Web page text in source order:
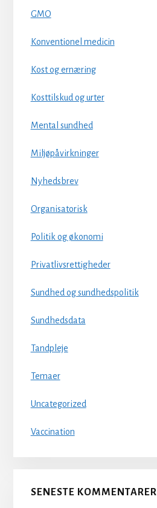
GMO
Konventionel medicin
Kost og ernæring
Kosttilskud og urter
Mental sundhed
Miljøpåvirkninger
Nyhedsbrev
Organisatorisk
Politik og økonomi
Privatlivsrettigheder
Sundhed og sundhedspolitik
Sundhedsdata
Tandpleje
Temaer
Uncategorized
Vaccination
SENESTE KOMMENTARER